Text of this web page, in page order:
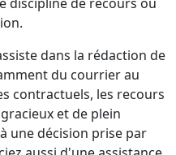
dans la rédaction de
du courrier au
contractuels, les recours
et de plein
une décision prise par